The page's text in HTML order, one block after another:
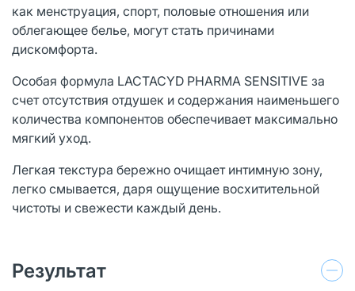
как менструация, спорт, половые отношения или
облегающее белье, могут стать причинами
дискомфорта.
Особая формула LACTACYD PHARMA SENSITIVE за
счет отсутствия отдушек и содержания наименьшего
количества компонентов обеспечивает максимально
мягкий уход.
Легкая текстура бережно очищает интимную зону,
легко смывается, даря ощущение восхитительной
чистоты и свежести каждый день.
Результат